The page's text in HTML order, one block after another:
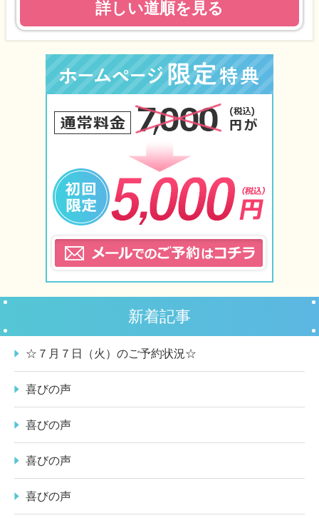
詳しい道順を見る
新着記事
☆７月７日（火）のご予約状況☆
喜びの声
喜びの声
喜びの声
喜びの声